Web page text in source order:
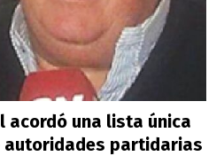
acordó una lista única
autoridades partidarias